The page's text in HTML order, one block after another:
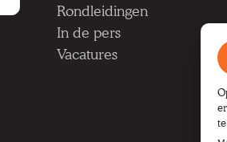
Rondleidingen
In de pers
Vacatures